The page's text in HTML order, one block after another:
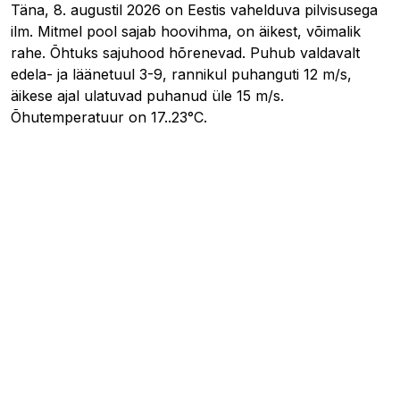
Täna, 8. augustil 2026 on Eestis vahelduva pilvisusega
ilm. Mitmel pool sajab hoovihma, on äikest, võimalik
rahe. Õhtuks sajuhood hõrenevad. Puhub valdavalt
edela- ja läänetuul 3-9, rannikul puhanguti 12 m/s,
äikese ajal ulatuvad puhanud üle 15 m/s.
Õhutemperatuur on 17..23°C.